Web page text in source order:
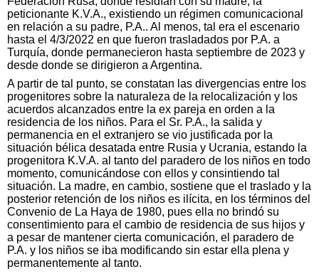
peticionante K.V.A., existiendo un régimen comunicacional
en relación a su padre, P.A.. Al menos, tal era el escenario
hasta el 4/3/2022 en que fueron trasladados por P.A. a
Turquía, donde permanecieron hasta septiembre de 2023 y
desde donde se dirigieron a Argentina.
A partir de tal punto, se constatan las divergencias entre los
progenitores sobre la naturaleza de la relocalización y los
acuerdos alcanzados entre la ex pareja en orden a la
residencia de los niños. Para el Sr. P.A., la salida y
permanencia en el extranjero se vio justificada por la
situación bélica desatada entre Rusia y Ucrania, estando la
progenitora K.V.A. al tanto del paradero de los niños en todo
momento, comunicándose con ellos y consintiendo tal
situación. La madre, en cambio, sostiene que el traslado y la
posterior retención de los niños es ilícita, en los términos del
Convenio de La Haya de 1980, pues ella no brindó su
consentimiento para el cambio de residencia de sus hijos y
a pesar de mantener cierta comunicación, el paradero de
P.A. y los niños se iba modificando sin estar ella plena y
permanentemente al tanto.